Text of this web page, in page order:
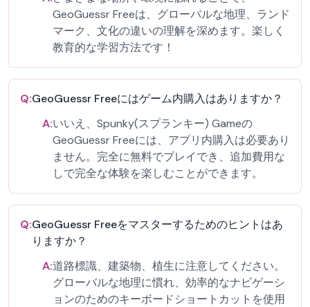
GeoGuessr Freeは、グローバルな地理、ランド
マーク、文化の違いの理解を深めます。楽しく
教育的な学習方法です！
Q:GeoGuessr Freeにはゲーム内購入はありますか？
A:いいえ、Spunky(スプランキー) Gameの
GeoGuessr Freeには、アプリ内購入は必要あり
ません。完全に無料でプレイでき、追加費用な
しで完全な体験を楽しむことができます。
Q:GeoGuessr Freeをマスターするためのヒントはあ
りますか？
A:道路標識、建築物、植生に注意してください。
グローバルな地理に慣れ、効率的なナビゲーシ
ョンのためのキーボードショートカットを使用